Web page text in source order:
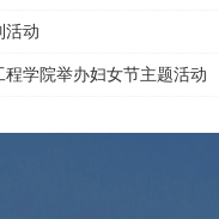
活动
学院举办妇女节主题活动